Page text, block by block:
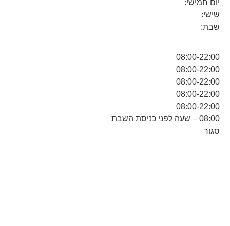
יום חמישי:
שישי:
שבת:
08:00-22:00
08:00-22:00
08:00-22:00
08:00-22:00
08:00-22:00
08:00 – שעה לפני כניסת השבת
סגור